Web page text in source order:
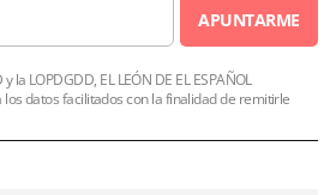
APUNTARME
la LOPDGDD, EL LEÓN DE EL ESPAÑOL
los datos facilitados con la finalidad de remitirle